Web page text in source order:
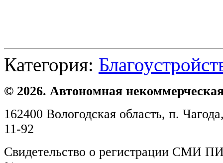
Категория:
© 2026. Автономная
162400 Вологодская область, п.
11-92
Свидетельство о регистрации СМИ